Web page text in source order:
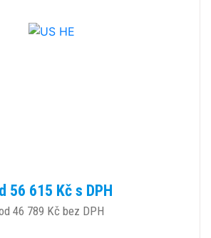
56 615 Kč s DPH
46 789 Kč bez DPH